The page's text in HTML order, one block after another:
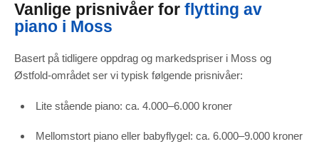
Vanlige prisnivåer for flytting av
piano i Moss
Basert på tidligere oppdrag og markedspriser i Moss og
Østfold-området ser vi typisk følgende prisnivåer:
Lite stående piano: ca. 4.000–6.000 kroner
Mellomstort piano eller babyflygel: ca. 6.000–9.000 kroner